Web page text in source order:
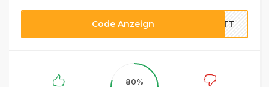
Code Anzeign BATT
80%